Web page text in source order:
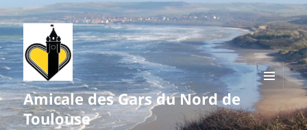
Amicale des Gars du Nord de
Toulouse
MENU
WIDGETS